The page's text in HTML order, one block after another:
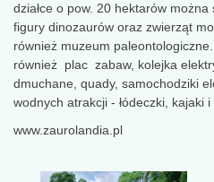
działce o pow. 20 hektarów
figury dinozaurów oraz zwierząt
również muzeum
również plac zabaw, kolejka
dmuchane, quady, samochodziki
wodnych atrakcji - łódeczki, kajaki i
www.zaurolandia.pl